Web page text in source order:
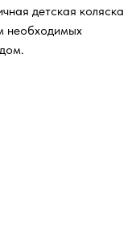
детская коляска
необходимых